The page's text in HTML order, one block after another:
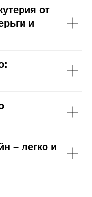
от
и
– легко и